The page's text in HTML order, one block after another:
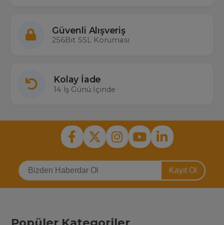
Güvenli Alışveriş
256Bit SSL Koruması
Kolay İade
14 İş Günü İçinde
Kayıt Ol